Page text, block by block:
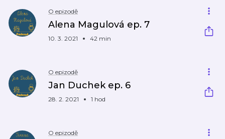
O epizodě
Alena Magulová ep. 7
10. 3. 2021 42 min
O epizodě
Jan Duchek ep. 6
28. 2. 2021 1 hod
O epizodě